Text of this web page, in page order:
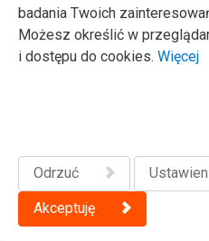
Odpylacz
badania Twoich
Możesz określić w
i dostępu do cookies. Więcej
Odrzuć
Akceptuję